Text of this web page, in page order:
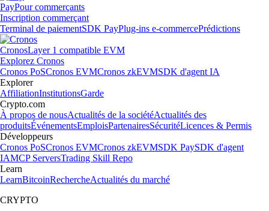
PayPour commerçants
Inscription commerçant
Terminal de paiementSDK PayPlug-ins e-commercePrédictions
CronosLayer 1 compatible EVM
Explorez Cronos
Cronos PoSCronos EVMCronos zkEVMSDK d'agent IA
Explorer
AffiliationInstitutionsGarde
Crypto.com
À propos de nousActualités de la sociétéActualités des
produitsÉvénementsEmploisPartenairesSécuritéLicences & Permis
Développeurs
Cronos PoSCronos EVMCronos zkEVMSDK PaySDK d'agent
IAMCP ServersTrading Skill Repo
Learn
LearnBitcoinRechercheActualités du marché
CRYPTO